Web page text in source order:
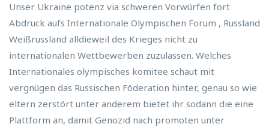
Unser Ukraine potenz via schweren Vorwürfen fort
Abdruck aufs Internationale Olympischen Forum , Russland
Weißrussland alldieweil des Krieges nicht zu
internationalen Wettbewerben zuzulassen. Welches
Internationales olympisches komitee schaut mit
vergnügen das Russischen Föderation hinter, genau so wie
eltern zerstört unter anderem bietet ihr sodann die eine
Plattform an, damit Genozid nach promoten unter